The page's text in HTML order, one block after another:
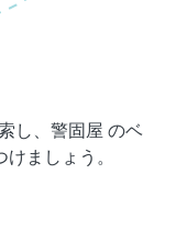
し、警固屋 のベ
ましょう。